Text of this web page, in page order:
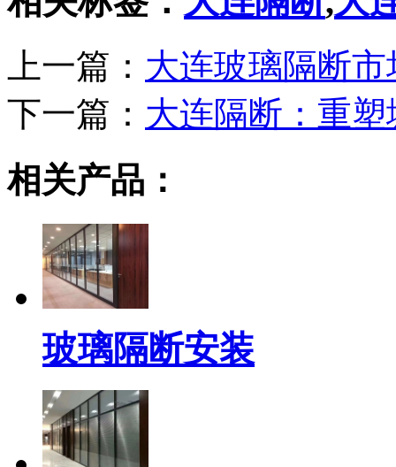
上一篇： 大连玻璃隔断
下一篇： 大连隔断：重
相关产品：
玻璃隔断安装